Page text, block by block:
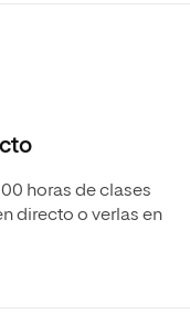
horas de clases
directo o verlas en